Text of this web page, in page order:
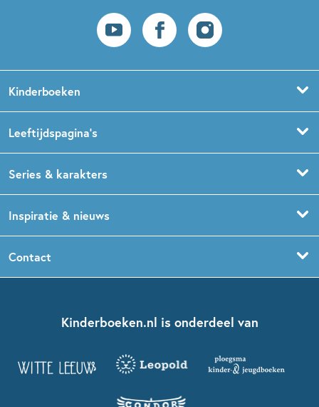
Kinderboeken
Prentenboeken
Babyboeken
Sprookjesboeken
Kinderboeken diversiteit
Grappige kinderboeken
Spannende kinderboeken
Leeftijdspagina’s
Boekentips 1,5 - 3 jaar
Boekentips 5 - 7 jaar
Boekentips 12+ jaar
Series & karakters
Dog Man
Spekkie en Sproet
Inspiratie & nieuws
Kinderjury
Contact
Kinderboeken.nl is onderdeel van